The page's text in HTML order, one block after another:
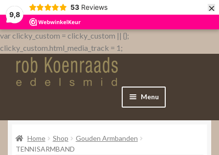
9,8
53 Reviews ×
var clicky_custom = clicky_custom || {};
clicky_custom.html_media_track = 1;
Menu
Home
WebShop
Home Shop
Gouden Armbanden
TENNISARMBAND